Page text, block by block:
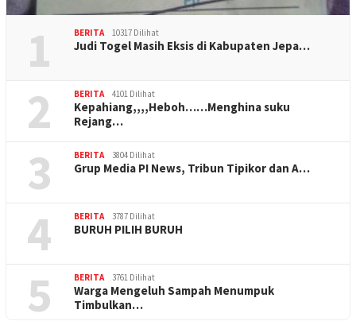
1 BERITA 10317 Dilihat
Judi Togel Masih Eksis di Kabupaten Jepa…
2 BERITA 4101 Dilihat
Kepahiang,,,,Heboh……Menghina suku
Rejang…
3 BERITA 3804 Dilihat
Grup Media PI News, Tribun Tipikor dan A…
4 BERITA 3787 Dilihat
BURUH PILIH BURUH
5 BERITA 3761 Dilihat
Warga Mengeluh Sampah Menumpuk
Timbulkan…